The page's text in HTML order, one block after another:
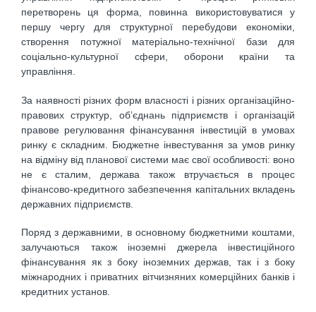
перетворень ця форма, повинна використовуватися у
першу чергу для структурної перебудови економіки,
створення потужної матеріально-технічної бази для
соціально-культурної сфери, оборони країни та
управління.
За наявності різних форм власності і різних організаційно-
правових структур, об’єднань підприємств і організацій
правове регулювання фінансування інвестицій в умовах
ринку є складним. Бюджетне інвестування за умов ринку
на відміну від планової системи має свої особливості: воно
не є сталим, держава також втручається в процес
фінансово-кредитного забезпечення капітальних вкладень
державних підприємств.
Поряд з державними, в основному бюджетними коштами,
залучаються також іноземні джерела інвестиційного
фінансування як з боку іноземних держав, так і з боку
міжнародних і приватних вітчизняних комерційних банків і
кредитних установ.